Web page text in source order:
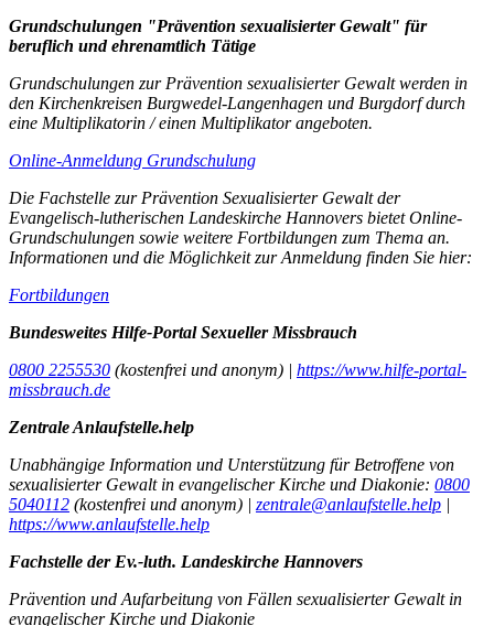
Grundschulungen "Prävention sexualisierter Gewalt" für
beruflich und ehrenamtlich Tätige
Grundschulungen zur Prävention sexualisierter Gewalt werden in
den Kirchenkreisen Burgwedel-Langenhagen und Burgdorf durch
eine Multiplikatorin / einen Multiplikator angeboten.
Online-Anmeldung Grundschulung
Die Fachstelle zur Prävention Sexualisierter Gewalt der
Evangelisch-lutherischen Landeskirche Hannovers bietet Online-
Grundschulungen sowie weitere Fortbildungen zum Thema an.
Informationen und die Möglichkeit zur Anmeldung finden Sie hier:
Fortbildungen
Bundesweites Hilfe-Portal Sexueller Missbrauch
0800 2255530 (kostenfrei und anonym) | https://www.hilfe-portal-
missbrauch.de
Zentrale Anlaufstelle.help
Unabhängige Information und Unterstützung für Betroffene von
sexualisierter Gewalt in evangelischer Kirche und Diakonie: 0800
5040112 (kostenfrei und anonym) | zentrale@anlaufstelle.help |
https://www.anlaufstelle.help
Fachstelle der Ev.-luth. Landeskirche Hannovers
Prävention und Aufarbeitung von Fällen sexualisierter Gewalt in
evangelischer Kirche und Diakonie